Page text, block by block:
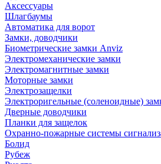
Аксессуары
Шлагбаумы
Автоматика для ворот
Замки, доводчики
Биометрические замки Anviz
Электромеханические замки
Электромагнитные замки
Моторные замки
Электрозащелки
Электроригельные (cоленоидные)
Дверные доводчики
Планки для защелок
Охранно-пожарные системы
Болид
Рубеж